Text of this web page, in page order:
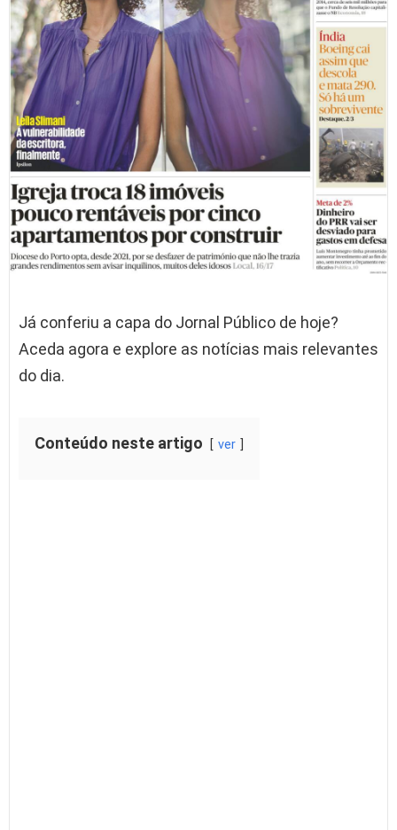
Já conferiu a capa do Jornal Público de hoje?
Aceda agora e explore as notícias mais relevantes
do dia.
Conteúdo neste artigo ver